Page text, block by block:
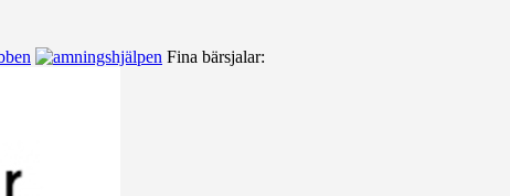
Fina bärsjalar: